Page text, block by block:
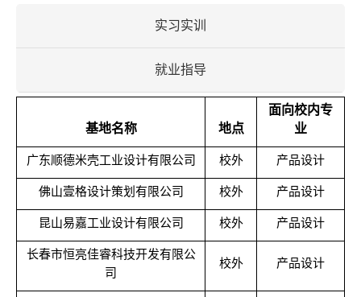
实习实训
就业指导
基地名称 地点
面向校内专
业
广东顺德米壳工业设计有限公司 校外 产品设计
佛山壹格设计策划有限公司 校外 产品设计
昆山易嘉工业设计有限公司 校外 产品设计
长春市恒亮佳睿科技开发有限公
司
校外 产品设计